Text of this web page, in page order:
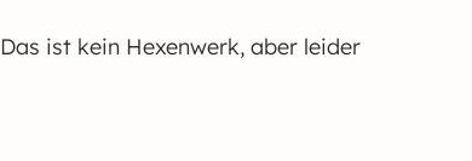
ist kein Hexenwerk, aber leider